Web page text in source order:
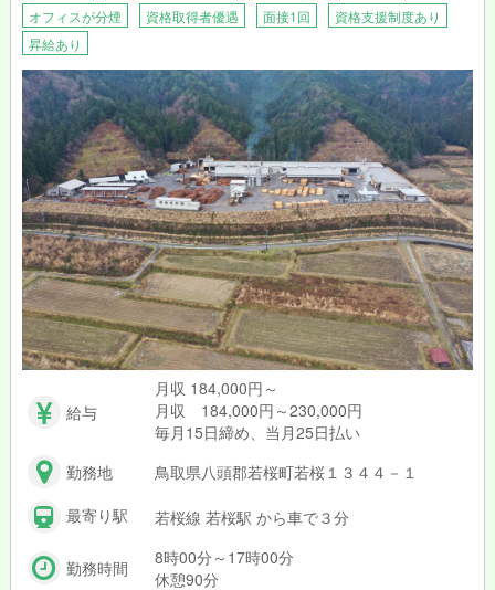
オフィスが分煙
資格取得者優遇 面接1回
資格支援制度あり
昇給あり
給与
月収 184,000円～
月収 184,000円～230,000円
毎月15日締め、当月25日払い
勤務地
鳥取県八頭郡若桜町若桜１３４４－１
最寄り駅
若桜線 若桜駅 から車で３分
勤務時間
8時00分～17時00分
休憩90分